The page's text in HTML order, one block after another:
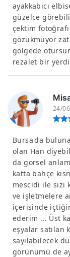
ayakkabıcı
güzelce
çektim
gözükmüyor
gölgede
rezalet bir
24/
Bursa'da
olan Han
da gorsel
katta bahçe
mescidi ile sizi
ve işletmelere
içerisinde
ederim ... Üst
eşyalar satılan
sayılabilecek
görünümü de